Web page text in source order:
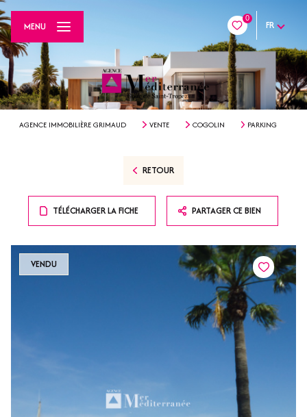
0
FR
MENU
AGENCE IMMOBILIÈRE GRIMAUD VENTE COGOLIN PARKING
RETOUR
TÉLÉCHARGER LA FICHE PARTAGER CE BIEN
VENDU